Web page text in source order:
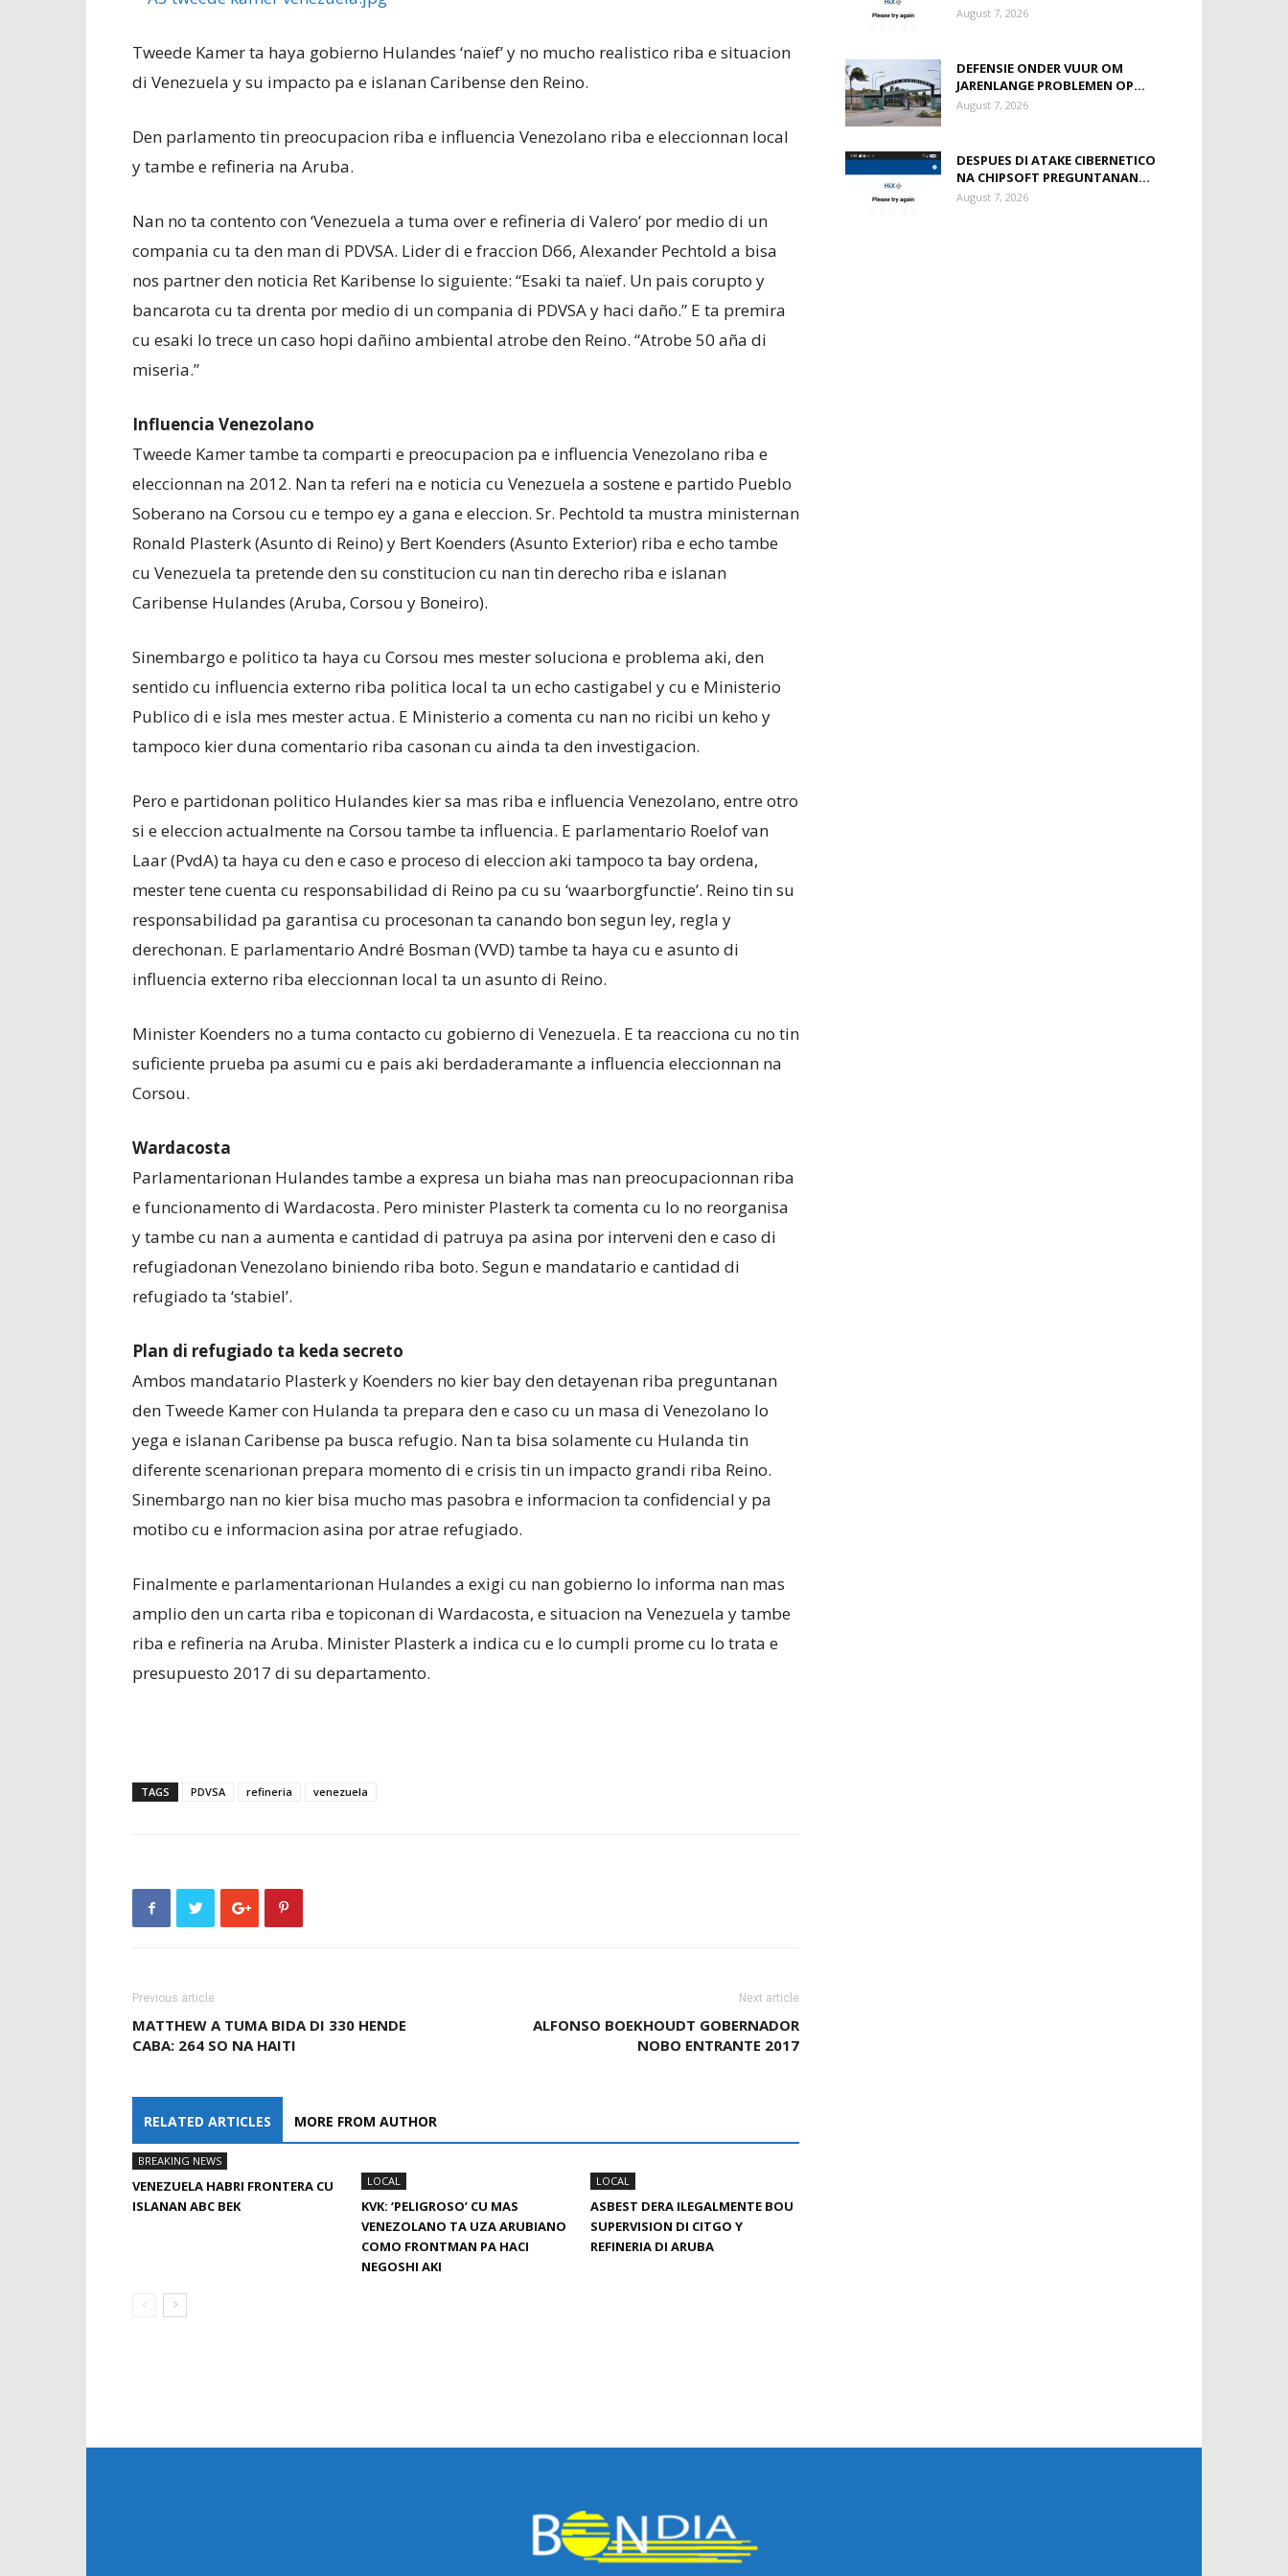
Tweede Kamer ta haya gobierno Hulandes ‘naïef’ y no mucho realistico riba e situacion
di Venezuela y su impacto pa e islanan Caribense den Reino.
Den parlamento tin preocupacion riba e influencia Venezolano riba e eleccionnan local
y tambe e refineria na Aruba.
Nan no ta contento con ‘Venezuela a tuma over e refineria di Valero’ por medio di un
compania cu ta den man di PDVSA. Lider di e fraccion D66, Alexander Pechtold a bisa
nos partner den noticia Ret Karibense lo siguiente: “Esaki ta naïef. Un pais corupto y
bancarota cu ta drenta por medio di un compania di PDVSA y haci daño.” E ta premira
cu esaki lo trece un caso hopi dañino ambiental atrobe den Reino. “Atrobe 50 aña di
miseria.”
Influencia Venezolano
Tweede Kamer tambe ta comparti e preocupacion pa e influencia Venezolano riba e
eleccionnan na 2012. Nan ta referi na e noticia cu Venezuela a sostene e partido Pueblo
Soberano na Corsou cu e tempo ey a gana e eleccion. Sr. Pechtold ta mustra ministernan
Ronald Plasterk (Asunto di Reino) y Bert Koenders (Asunto Exterior) riba e echo tambe
cu Venezuela ta pretende den su constitucion cu nan tin derecho riba e islanan
Caribense Hulandes (Aruba, Corsou y Boneiro).
Sinembargo e politico ta haya cu Corsou mes mester soluciona e problema aki, den
sentido cu influencia externo riba politica local ta un echo castigabel y cu e Ministerio
Publico di e isla mes mester actua. E Ministerio a comenta cu nan no ricibi un keho y
tampoco kier duna comentario riba casonan cu ainda ta den investigacion.
Pero e partidonan politico Hulandes kier sa mas riba e influencia Venezolano, entre otro
si e eleccion actualmente na Corsou tambe ta influencia. E parlamentario Roelof van
Laar (PvdA) ta haya cu den e caso e proceso di eleccion aki tampoco ta bay ordena,
mester tene cuenta cu responsabilidad di Reino pa cu su ‘waarborgfunctie’. Reino tin su
responsabilidad pa garantisa cu procesonan ta canando bon segun ley, regla y
derechonan. E parlamentario André Bosman (VVD) tambe ta haya cu e asunto di
influencia externo riba eleccionnan local ta un asunto di Reino.
Minister Koenders no a tuma contacto cu gobierno di Venezuela. E ta reacciona cu no tin
suficiente prueba pa asumi cu e pais aki berdaderamante a influencia eleccionnan na
Corsou.
Wardacosta
Parlamentarionan Hulandes tambe a expresa un biaha mas nan preocupacionnan riba
e funcionamento di Wardacosta. Pero minister Plasterk ta comenta cu lo no reorganisa
y tambe cu nan a aumenta e cantidad di patruya pa asina por interveni den e caso di
refugiadonan Venezolano biniendo riba boto. Segun e mandatario e cantidad di
refugiado ta ‘stabiel’.
Plan di refugiado ta keda secreto
Ambos mandatario Plasterk y Koenders no kier bay den detayenan riba preguntanan
den Tweede Kamer con Hulanda ta prepara den e caso cu un masa di Venezolano lo
yega e islanan Caribense pa busca refugio. Nan ta bisa solamente cu Hulanda tin
diferente scenarionan prepara momento di e crisis tin un impacto grandi riba Reino.
Sinembargo nan no kier bisa mucho mas pasobra e informacion ta confidencial y pa
motibo cu e informacion asina por atrae refugiado.
Finalmente e parlamentarionan Hulandes a exigi cu nan gobierno lo informa nan mas
amplio den un carta riba e topiconan di Wardacosta, e situacion na Venezuela y tambe
riba e refineria na Aruba. Minister Plasterk a indica cu e lo cumpli prome cu lo trata e
presupuesto 2017 di su departamento.
TAGS PDVSA refineria venezuela
Previous article
MATTHEW A TUMA BIDA DI 330 HENDE
CABA: 264 SO NA HAITI
Next article
ALFONSO BOEKHOUDT GOBERNADOR
NOBO ENTRANTE 2017
RELATED ARTICLES MORE FROM AUTHOR
BREAKING NEWS
VENEZUELA HABRI FRONTERA CU
ISLANAN ABC BEK
LOCAL
KVK: ‘PELIGROSO’ CU MAS
VENEZOLANO TA UZA ARUBIANO
COMO FRONTMAN PA HACI
NEGOSHI AKI
LOCAL
ASBEST DERA ILEGALMENTE BOU
SUPERVISION DI CITGO Y
REFINERIA DI ARUBA
August 7, 2026
DEFENSIE ONDER VUUR OM
JARENLANGE PROBLEMEN OP...
August 7, 2026
DESPUES DI ATAKE CIBERNETICO
NA CHIPSOFT PREGUNTANAN...
August 7, 2026